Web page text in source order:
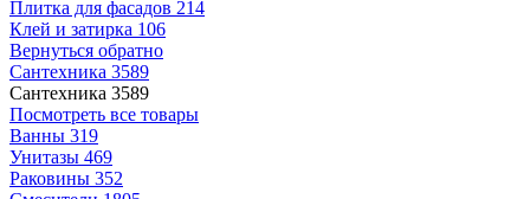
Плитка для фасадов 214
Клей и затирка 106
Вернуться обратно
Сантехника 3589
Сантехника 3589
Посмотреть все товары
Ванны 319
Унитазы 469
Раковины 352